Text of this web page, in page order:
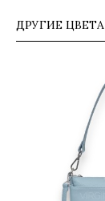
ДРУГИЕ ЦВЕТА